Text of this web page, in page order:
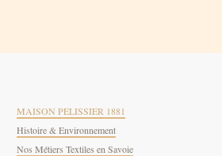
MAISON PELISSIER 1881
Histoire & Environnement
Nos Métiers Textiles en Savoie